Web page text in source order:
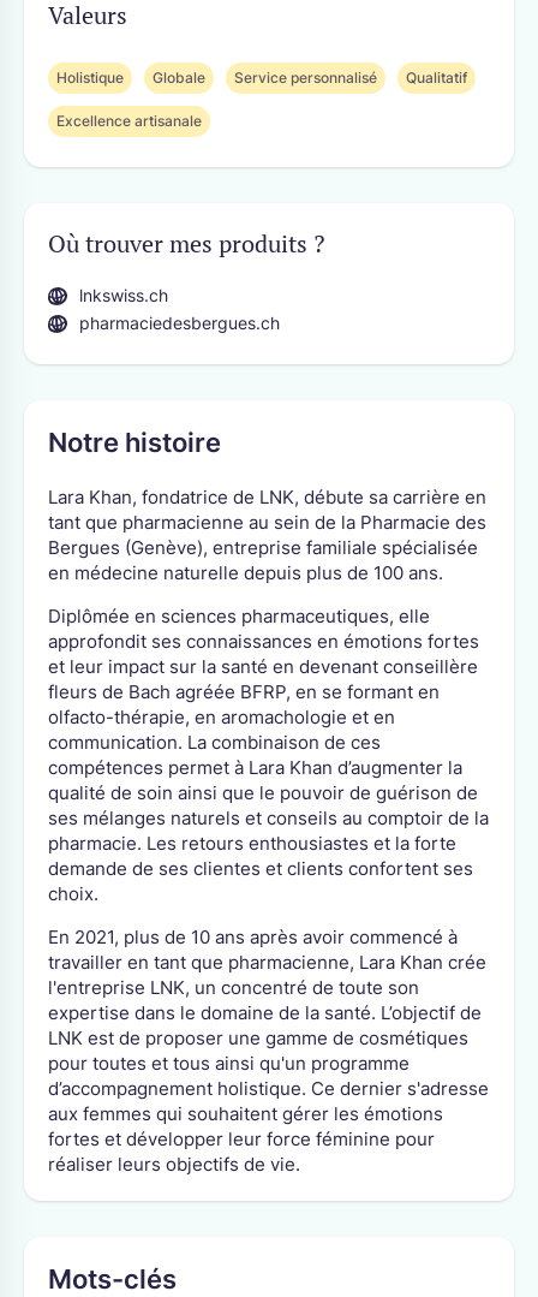
Valeurs
Holistique Globale Service personnalisé Qualitatif
Excellence artisanale
Où trouver mes produits ?
lnkswiss.ch
pharmaciedesbergues.ch
Notre histoire
Lara Khan, fondatrice de LNK, débute sa carrière en
tant que pharmacienne au sein de la Pharmacie des
Bergues (Genève), entreprise familiale spécialisée
en médecine naturelle depuis plus de 100 ans.
Diplômée en sciences pharmaceutiques, elle
approfondit ses connaissances en émotions fortes
et leur impact sur la santé en devenant conseillère
fleurs de Bach agréée BFRP, en se formant en
olfacto-thérapie, en aromachologie et en
communication. La combinaison de ces
compétences permet à Lara Khan d’augmenter la
qualité de soin ainsi que le pouvoir de guérison de
ses mélanges naturels et conseils au comptoir de la
pharmacie. Les retours enthousiastes et la forte
demande de ses clientes et clients confortent ses
choix.
En 2021, plus de 10 ans après avoir commencé à
travailler en tant que pharmacienne, Lara Khan crée
l'entreprise LNK, un concentré de toute son
expertise dans le domaine de la santé. L’objectif de
LNK est de proposer une gamme de cosmétiques
pour toutes et tous ainsi qu'un programme
d’accompagnement holistique. Ce dernier s'adresse
aux femmes qui souhaitent gérer les émotions
fortes et développer leur force féminine pour
réaliser leurs objectifs de vie.
Mots-clés